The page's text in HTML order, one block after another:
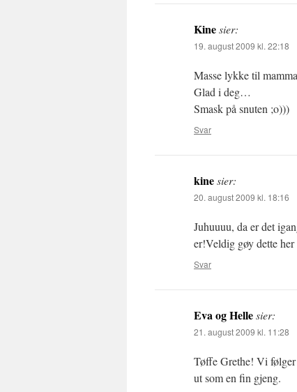
Kinesier:
19. august 2009 kl. 22:18
Masse lykke til
Glad i deg…
Smask på snuten ;o)))
Svar
kinesier:
20. august 2009 kl. 18:16
Juhuuuu, da er det
er!Veldig gøy dette her
Svar
Eva og Hellesier:
21. august 2009 kl. 11:28
Tøffe Grethe! Vi følger
ut som en fin gjeng.